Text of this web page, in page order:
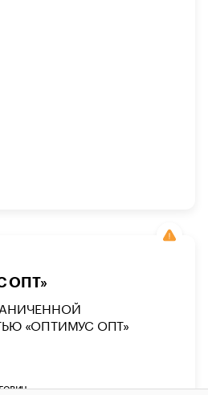
ОПТ»
«ОПТИМУС ОПТ»